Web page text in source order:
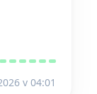
v 04:01